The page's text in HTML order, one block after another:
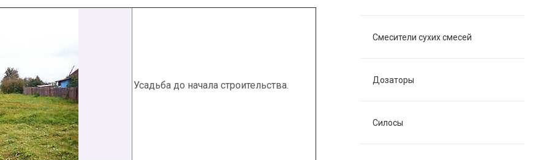
Усадьба до начала строительства.
Смесители сухих смесей
Дозаторы
Силосы